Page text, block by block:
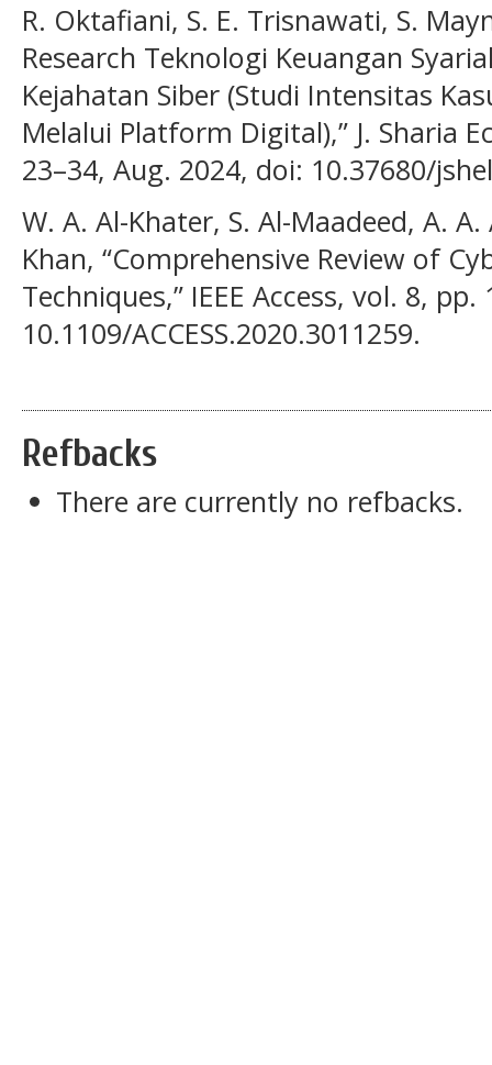
R. Oktafiani, S. E. Trisnawati, S.
Research Teknologi Keuangan
Kejahatan Siber (Studi Intensitas
Melalui Platform Digital),” J. Sharia
23–34, Aug. 2024, doi: 10.37680/
W. A. Al-Khater, S. Al-Maadeed, A.
Khan, “Comprehensive Review of
Techniques,” IEEE Access, vol. 8,
10.1109/ACCESS.2020.3011259.
Refbacks
There are currently no refbacks.